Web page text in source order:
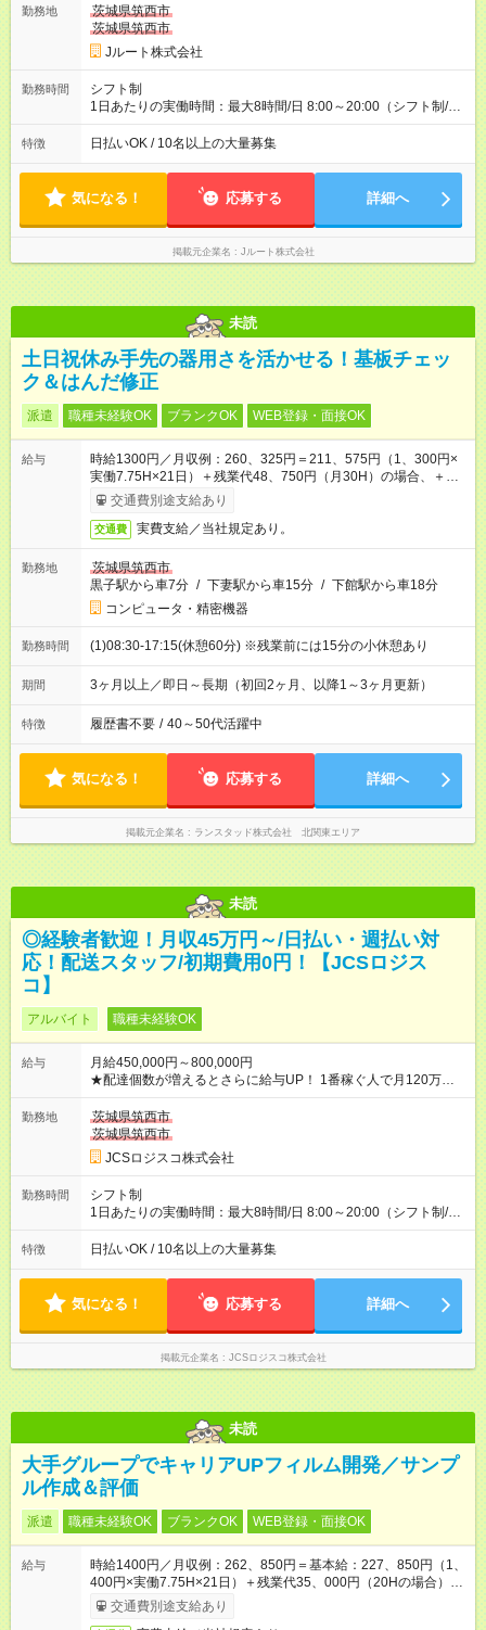
万円／週6日稼働 ・地方郊外エリア 月収40万円／週5日稼働 月
収40万円~50万円／週6日稼働 ＜モデルイメージ＞ ■月収50万
円 (27歳男性/江東区在住)※元建築関係 1日150個配達×25日勤務
(日休み) ■月収80万円(43歳男性/墨田区在住)※元営業 1日200個
勤務地
茨城県筑西市
茨城県筑西市
Jルート株式会社
勤務時間
シフト制
1日あたりの実働時間：最大8時間/日 8:00～20:00（シフト制/実
働8時間） ※週5日勤務（場所次第では週4も有り） ※配達状況に
よって時間外での勤務可能性有り ※案件により多少の前後あり
特徴 日払いOK / 10名以上の大量募集
気になる！ 応募する 詳細へ
掲載元企業名 Jルート株式会社
未読
土日祝休み手先の器用さを活かせる！基板チェッ
ク＆はんだ修正
派遣 職種未経験OK ブランクOK WEB登録・面接OK
給与
時給1300円／月収例：260、325円＝211、575円（1、300円×
実働7.75H×21日）＋残業代48、750円（月30H）の場合、＋交
通費別途支給
交通費別途支給あり
交通費 実費支給／当社規定あり。
勤務地
茨城県筑西市
黒子駅から車7分 / 下妻駅から車15分 / 下館駅から車18分
コンピュータ・精密機器
勤務時間 (1)08:30-17:15(休憩60分) ※残業前には15分の小休憩あり
期間 3ヶ月以上／即日～長期（初回2ヶ月、以降1～3ヶ月更新）
特徴 履歴書不要 / 40～50代活躍中
気になる！ 応募する 詳細へ
掲載元企業名 ランスタッド株式会社 北関東エリア
未読
◎経験者歓迎！月収45万円～/日払い・週払い対
応！配送スタッフ/初期費用0円！【JCSロジス
コ】
アルバイト 職種未経験OK
給与
月給450,000円～800,000円
★配達個数が増えるとさらに給与UP！ 1番稼ぐ人で月120万ほ
ど！ ・主要都市エリア 月収55万円／週5日稼働 月収65万~112
万円／週6日稼働 ・地方郊外エリア 月収40万円／週5日稼働 月
収40万円~50万円／週6日稼働 ＜モデルイメージ＞ ■月収50万
円 (27歳男性/江東区在住)※元建築関係 1日150個配達×25日勤務
(日休み) ■月収80万円(43歳男性/墨田区在住)※元営業 1日200個
勤務地
茨城県筑西市
茨城県筑西市
JCSロジスコ株式会社
勤務時間
シフト制
1日あたりの実働時間：最大8時間/日 8:00～20:00（シフト制/実
働8時間） ※週5日勤務（場所次第では週4も有り） ※配達状況に
よって時間外での勤務可能性有り ※案件により多少の前後あり
特徴 日払いOK / 10名以上の大量募集
気になる！ 応募する 詳細へ
掲載元企業名 JCSロジスコ株式会社
未読
大手グループでキャリアUPフィルム開発／サンプ
ル作成＆評価
派遣 職種未経験OK ブランクOK WEB登録・面接OK
給与
時給1400円／月収例：262、850円＝基本給：227、850円（1、
400円×実働7.75H×21日）＋残業代35、000円（20Hの場合）＋
交通費別途支給
交通費別途支給あり